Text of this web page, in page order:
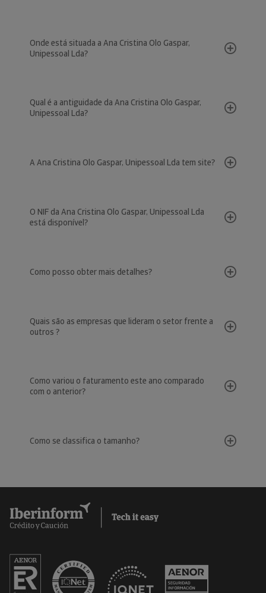
Onde está situada a Ana Cristina Olo Gaspar,
Unipessoal Lda?
Qual é a antiguidade da Ana Cristina Olo Gaspar,
Unipessoal Lda?
A Ana Cristina Olo Gaspar, Unipessoal Lda tem site?
O NIF da Ana Cristina Olo Gaspar, Unipessoal Lda
está disponível?
Como posso obter mais detalhes?
Quais são as empresas que lideram o setor frente a
outros ?
Como variou o faturamento este ano comparado
com o anterior?
Como se classifica o tamanho?